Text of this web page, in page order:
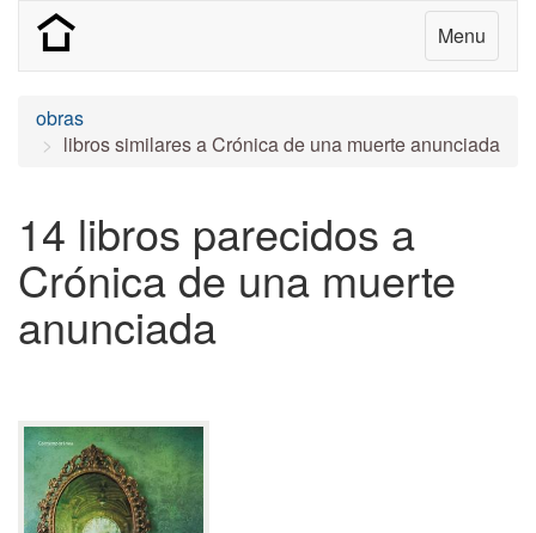
Menu
obras
libros similares a Crónica de una muerte anunciada
14 libros parecidos a
Crónica de una muerte
anunciada